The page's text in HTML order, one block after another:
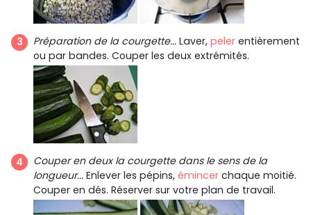
Préparation de la courgette... Laver, peler entièrement
ou par bandes. Couper les deux extrémités.
Couper en deux la courgette dans le sens de la
longueur... Enlever les pépins, émincer chaque moitié.
Couper en dés. Réserver sur votre plan de travail.